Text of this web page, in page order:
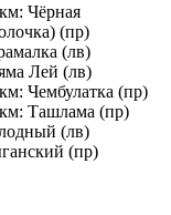
Чёрная
(пр)
(лв)
Лей (лв)
Чембулатка (пр)
Ташлама (пр)
(лв)
(пр)